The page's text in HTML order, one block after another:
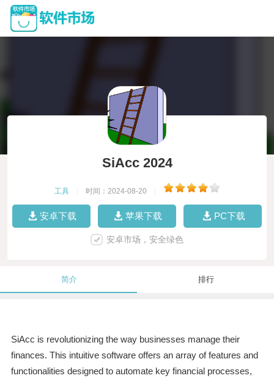
SiAcc 2024
工具 时间：2024-08-20
安卓下载 苹果下载 PC下载
安卓市场，安全绿色
简介 排行
SiAcc is revolutionizing the way businesses manage their
finances. This intuitive software offers an array of features and
functionalities designed to automate key financial processes,